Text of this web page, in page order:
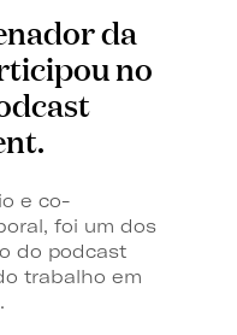
da
no
e co-
foi um dos
do podcast
trabalho em